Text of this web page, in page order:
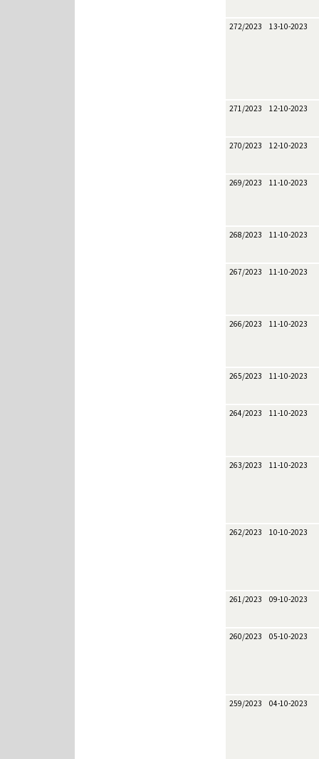
272/2023 13-10-2023
271/2023 12-10-2023
270/2023 12-10-2023
269/2023 11-10-2023
268/2023 11-10-2023
267/2023 11-10-2023
266/2023 11-10-2023
265/2023 11-10-2023
264/2023 11-10-2023
263/2023 11-10-2023
262/2023 10-10-2023
261/2023 09-10-2023
260/2023 05-10-2023
259/2023 04-10-2023